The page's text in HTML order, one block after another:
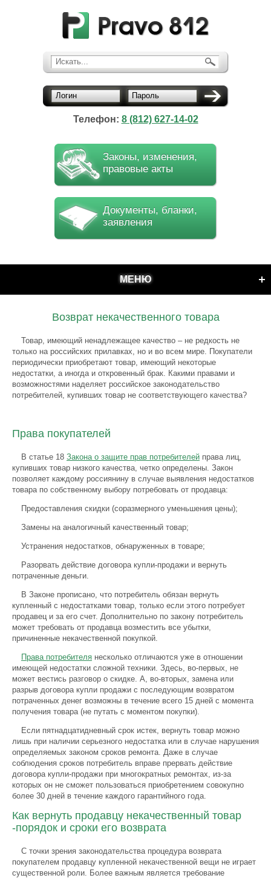
Искать...
Логин Пароль
Телефон: 8 (812) 627-14-02
Законы, изменения,
правовые акты
Документы, бланки,
заявления
МЕНЮ
Возврат некачественного товара
Товар, имеющий ненадлежащее качество – не редкость не
только на российских прилавках, но и во всем мире. Покупатели
периодически приобретают товар, имеющий некоторые
недостатки, а иногда и откровенный брак. Какими правами и
возможностями наделяет российское законодательство
потребителей, купивших товар не соответствующего качества?
Права покупателей
В статье 18 Закона о защите прав потребителей права лиц,
купивших товар низкого качества, четко определены. Закон
позволяет каждому россиянину в случае выявления недостатков
товара по собственному выбору потребовать от продавца:
Предоставления скидки (соразмерного уменьшения цены);
Замены на аналогичный качественный товар;
Устранения недостатков, обнаруженных в товаре;
Разорвать действие договора купли-продажи и вернуть
потраченные деньги.
В Законе прописано, что потребитель обязан вернуть
купленный с недостатками товар, только если этого потребует
продавец и за его счет. Дополнительно по закону потребитель
может требовать от продавца возместить все убытки,
причиненные некачественной покупкой.
Права потребителя несколько отличаются уже в отношении
имеющей недостатки сложной техники. Здесь, во-первых, не
может вестись разговор о скидке. А, во-вторых, замена или
разрыв договора купли продажи с последующим возвратом
потраченных денег возможны в течение всего 15 дней с момента
получения товара (не путать с моментом покупки).
Если пятнадцатидневный срок истек, вернуть товар можно
лишь при наличии серьезного недостатка или в случае нарушения
определяемых законом сроков ремонта. Даже в случае
соблюдения сроков потребитель вправе прервать действие
договора купли-продажи при многократных ремонтах, из-за
которых он не сможет пользоваться приобретением совокупно
более 30 дней в течение каждого гарантийного года.
Как вернуть продавцу некачественный товар
-порядок и сроки его возврата
С точки зрения законодательства процедура возврата
покупателем продавцу купленной некачественной вещи не играет
существенной роли. Более важным является требование